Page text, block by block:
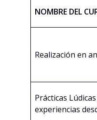
NOMBRE DEL
Realización en
Prácticas
experiencias